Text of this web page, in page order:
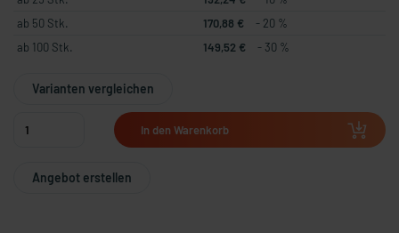
ab 50 Stk.
170,88 €
- 20 %
ab 100 Stk.
149,52 € - 30 %
Varianten vergleichen
In den Warenkorb
Angebot erstellen